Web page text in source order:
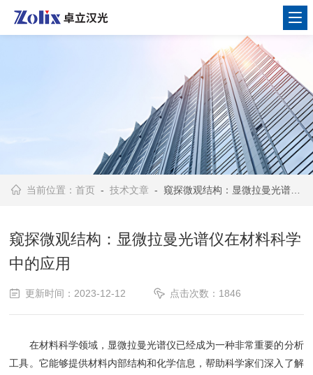
当前位置：首页 -技术文章 - 窥探微观结构：显微拉曼光谱仪在材料科学中的应用
窥探微观结构：显微拉曼光谱仪在材料科学
中的应用
更新时间：2023-12-12 点击次数：1846
在材料科学领域，显微拉曼光谱仪已经成为一种非常重要的分析
工具。它能够提供材料内部结构和化学信息，帮助科学家们深入了解